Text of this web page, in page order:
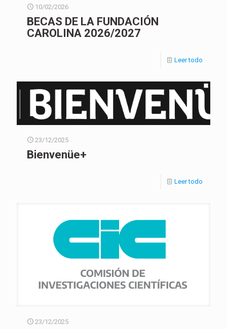
10/02/2026
BECAS DE LA FUNDACIÓN
CAROLINA 2026/2027
Leer todo
23/12/2025
Bienvenüe+
Leer todo
23/12/2025